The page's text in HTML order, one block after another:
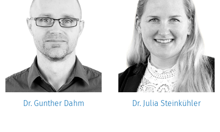
Dr. Gunther Dahm Dr. Julia Steinkühler